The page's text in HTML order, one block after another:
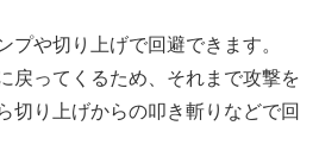
プや切り上げで回避できます。
戻ってくるため、それまで攻撃を
切り上げからの叩き斬りなどで回